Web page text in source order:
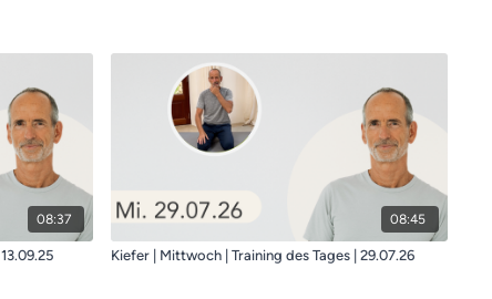
08:37
Kiefer | Samstag | Training des Tages | 13.09.25
08:45
Kiefer | Mittwoch | Training des Tages | 29.07.26